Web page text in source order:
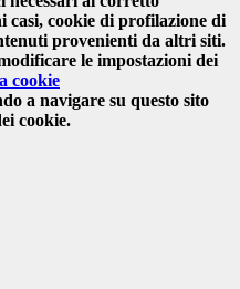
casi, cookie di profilazione di
provenienti da altri siti.
le impostazioni dei
cookie
a navigare su questo sito
cookie.